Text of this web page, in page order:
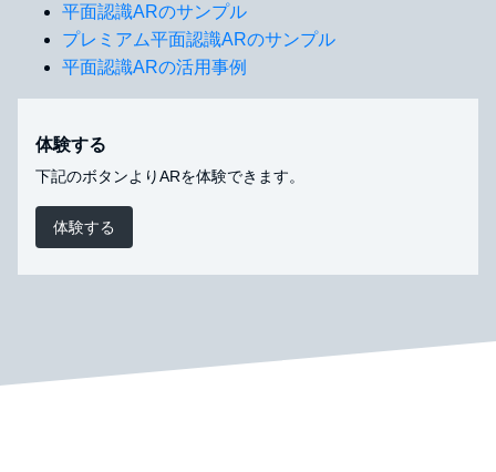
平面認識ARのサンプル
プレミアム平面認識ARのサンプル
平面認識ARの活用事例
体験する
下記のボタンよりARを体験できます。
体験する